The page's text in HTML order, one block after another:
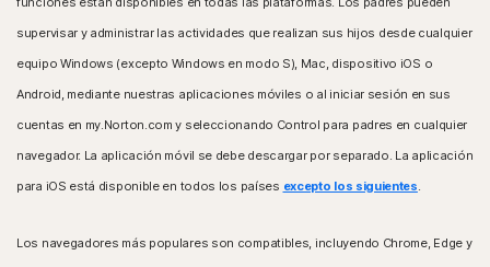
supervisar y administrar las actividades que realizan sus hijos desde cualquier
equipo Windows (excepto Windows en modo S), Mac, dispositivo iOS o
Android, mediante nuestras aplicaciones móviles o al iniciar sesión en sus
cuentas en my.Norton.com y seleccionando Control para padres en cualquier
navegador. La aplicación móvil se debe descargar por separado. La aplicación
para iOS está disponible en todos los países excepto los siguientes.
Los navegadores más populares son compatibles, incluyendo Chrome, Edge y